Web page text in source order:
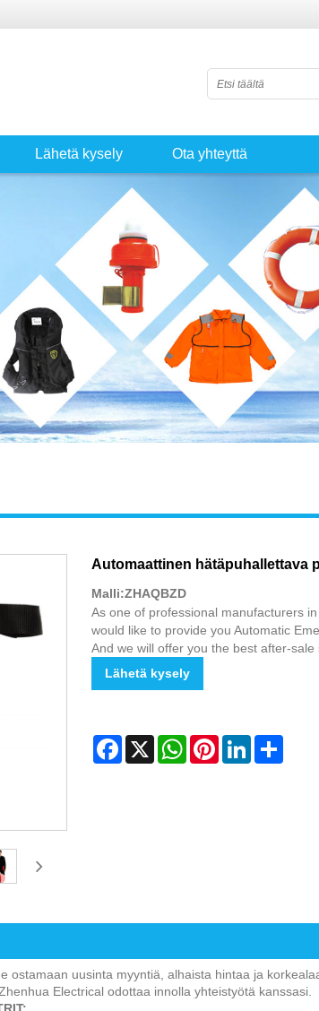
Lähetä kysely Ota yhteyttä
Automaattinen hätäpuhallettava
Malli:ZHAQBZD
As one of professional manufacturers
would like to provide you Automatic
And we will offer you the best after-sale
Lähetä kysely
Facebook
X WhatsAppPinterestLinkedInShare
ostamaan uusinta myyntiä, alhaista hintaa ja
Electrical odottaa innolla yhteistyötä kanssasi.